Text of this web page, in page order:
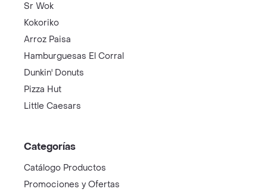
Sr Wok
Kokoriko
Arroz Paisa
Hamburguesas El Corral
Dunkin' Donuts
Pizza Hut
Little Caesars
Categorías
Catálogo Productos
Promociones y Ofertas